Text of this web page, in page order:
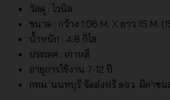
วัสดุ : ไวนิล
ขนาด : กว้าง 1.06 M. X ยาว 15 M.
น้ำหนัก : 4.8 กิโล
ประเทศ : เกาหลี
อายุการใช้งาน 7-12 ปี
กทม. นนทบุรี จัดส่งฟรี ตจว. มีค่าขน